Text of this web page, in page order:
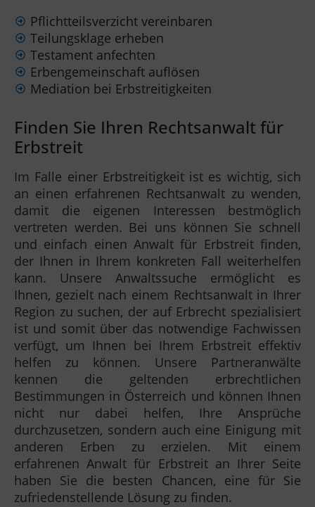
Pflichtteilsverzicht vereinbaren
Teilungsklage erheben
Testament anfechten
Erbengemeinschaft auflösen
Mediation bei Erbstreitigkeiten
Finden Sie Ihren Rechtsanwalt für
Erbstreit
Im Falle einer Erbstreitigkeit ist es wichtig, sich
an einen erfahrenen Rechtsanwalt zu wenden,
damit die eigenen Interessen bestmöglich
vertreten werden. Bei uns können Sie schnell
und einfach einen Anwalt für Erbstreit finden,
der Ihnen in Ihrem konkreten Fall weiterhelfen
kann. Unsere Anwaltssuche ermöglicht es
Ihnen, gezielt nach einem Rechtsanwalt in Ihrer
Region zu suchen, der auf Erbrecht spezialisiert
ist und somit über das notwendige Fachwissen
verfügt, um Ihnen bei Ihrem Erbstreit effektiv
helfen zu können. Unsere Partneranwälte
kennen die geltenden erbrechtlichen
Bestimmungen in Österreich und können Ihnen
nicht nur dabei helfen, Ihre Ansprüche
durchzusetzen, sondern auch eine Einigung mit
anderen Erben zu erzielen. Mit einem
erfahrenen Anwalt für Erbstreit an Ihrer Seite
haben Sie die besten Chancen, eine für Sie
zufriedenstellende Lösung zu finden.